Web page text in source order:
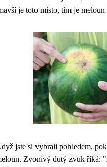
je toto místo, tím je meloun
jste si vybrali pohledem,
Zvonivý dutý zvuk říká: